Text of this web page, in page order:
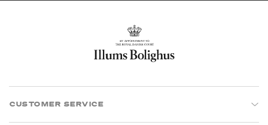
CUSTOMER SERVICE